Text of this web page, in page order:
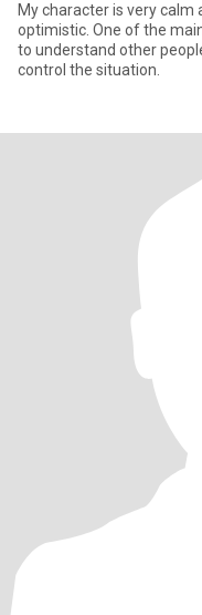
My character is very calm
optimistic. One of the
to understand other
control the situation.